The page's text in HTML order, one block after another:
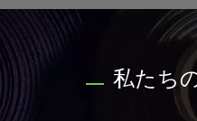
私たち